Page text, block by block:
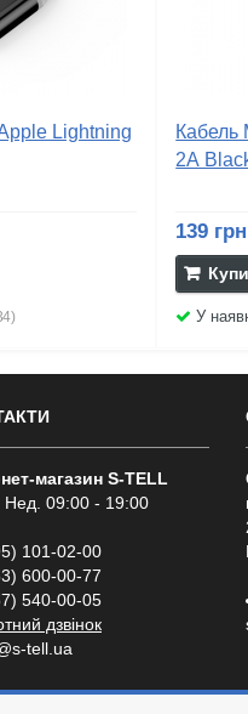
Lightning
Кабель
2А
139 грн
У
магазин S-TELL
Нед. 09:00 - 19:00
101-02-00
600-00-77
540-00-05
дзвінок
tell.ua